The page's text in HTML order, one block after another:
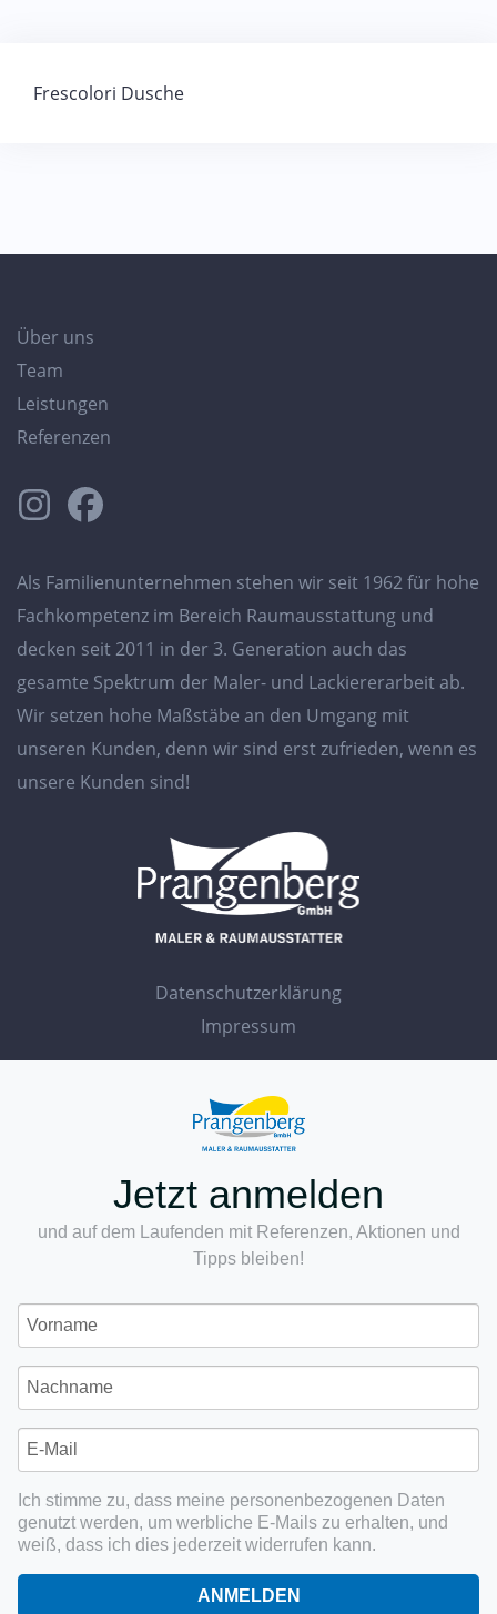
Beitragsnavigation
Frescolori Dusche
Über uns
Team
Leistungen
Referenzen
Als Familienunternehmen stehen wir seit 1962 für hohe
Fachkompetenz im Bereich Raumausstattung und
decken seit 2011 in der 3. Generation auch das
gesamte Spektrum der Maler- und Lackiererarbeit ab.
Wir setzen hohe Maßstäbe an den Umgang mit
unseren Kunden, denn wir sind erst zufrieden, wenn es
unsere Kunden sind!
Datenschutzerklärung
Impressum
Jetzt anmelden
und auf dem Laufenden mit Referenzen, Aktionen und
Tipps bleiben!
Ich stimme zu, dass meine personenbezogenen Daten
genutzt werden, um werbliche E-Mails zu erhalten, und
weiß, dass ich dies jederzeit widerrufen kann.
ANMELDEN